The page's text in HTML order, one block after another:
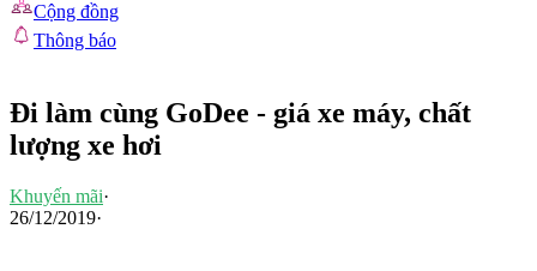
Cộng đồng
Thông báo
Đi làm cùng GoDee - giá xe máy, chất
lượng xe hơi
Khuyến mãi·
26/12/2019·